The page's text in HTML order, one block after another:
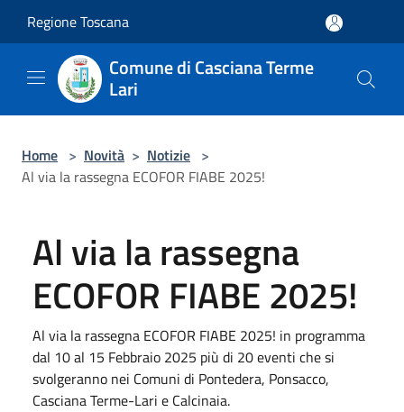
Regione Toscana
Comune di Casciana Terme
Lari
Home > Novità > Notizie >
Al via la rassegna ECOFOR FIABE 2025!
Al via la rassegna
ECOFOR FIABE 2025!
Al via la rassegna ECOFOR FIABE 2025! in programma
dal 10 al 15 Febbraio 2025 più di 20 eventi che si
svolgeranno nei Comuni di Pontedera, Ponsacco,
Casciana Terme-Lari e Calcinaia.